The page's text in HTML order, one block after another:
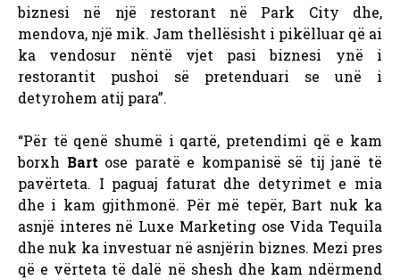
biznesi në një restorant në Park City dhe,
mendova, një mik. Jam thellësisht i pikëlluar që ai
ka vendosur nëntë vjet pasi biznesi ynë i
restorantit pushoi së pretenduari se unë i
detyrohem atij para”.
“Për të qenë shumë i qartë, pretendimi që e kam
borxh Bart ose paratë e kompanisë së tij janë të
pavërteta. I paguaj faturat dhe detyrimet e mia
dhe i kam gjithmonë. Për më tepër, Bart nuk ka
asnjë interes në Luxe Marketing ose Vida Tequila
dhe nuk ka investuar në asnjërin biznes. Mezi pres
që e vërteta të dalë në shesh dhe kam ndërmend